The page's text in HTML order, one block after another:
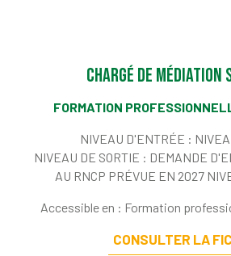
Chargé de médiation
FORMATION
NIVEAU D'ENTRÉE :
NIVEAU DE SORTIE : DEMANDE
AU RNCP PRÉVUE EN 2027
Accessible en : Formation
CONSULTER LA